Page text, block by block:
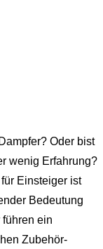
Oder bist
wenig Erfahrung?
Einsteiger ist
Bedeutung
ein
Zubehör-